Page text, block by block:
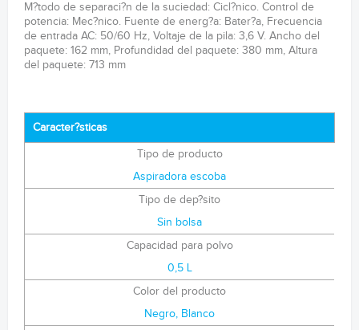
M?todo de separaci?n de la suciedad: Cicl?nico. Control de
potencia: Mec?nico. Fuente de energ?a: Bater?a, Frecuencia
de entrada AC: 50/60 Hz, Voltaje de la pila: 3,6 V. Ancho del
paquete: 162 mm, Profundidad del paquete: 380 mm, Altura
del paquete: 713 mm
Caracter?sticas
Tipo de producto
Aspiradora escoba
Tipo de dep?sito
Sin bolsa
Capacidad para polvo
0,5 L
Color del producto
Negro, Blanco